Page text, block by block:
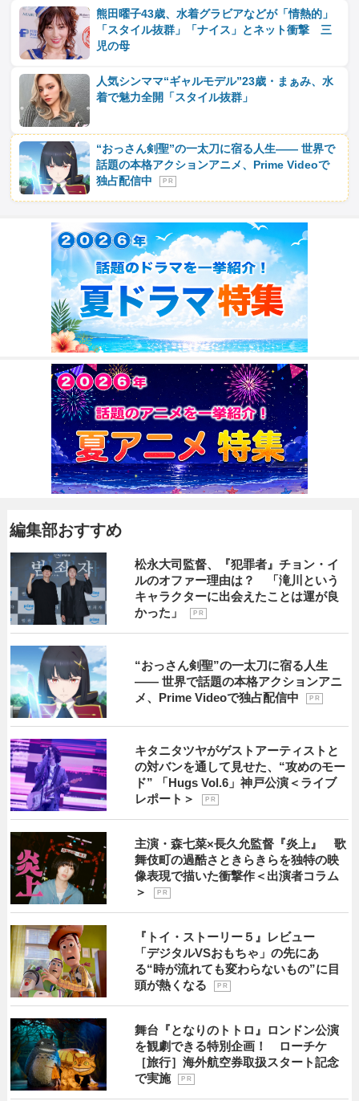
熊田曜子43歳、水着グラビアなどが「情熱的」
「スタイル抜群」「ナイス」とネット衝撃 三
児の母
人気シンママ“ギャルモデル”23歳・まぁみ、水
着で魅力全開「スタイル抜群」
“おっさん剣聖”の一太刀に宿る人生―― 世界で
話題の本格アクションアニメ、Prime Videoで
独占配信中
P R
編集部おすすめ
松永大司監督、『犯罪者』チョン・イ
ルのオファー理由は？ 「滝川という
キャラクターに出会えたことは運が良
かった」
P R
“おっさん剣聖”の一太刀に宿る人生
―― 世界で話題の本格アクションアニ
メ、Prime Videoで独占配信中
P R
キタニタツヤがゲストアーティストと
の対バンを通して見せた、“攻めのモー
ド” 「Hugs Vol.6」神戸公演＜ライブ
レポート＞
P R
主演・森七菜×長久允監督『炎上』 歌
舞伎町の過酷さときらきらを独特の映
像表現で描いた衝撃作＜出演者コラム
＞
P R
『トイ・ストーリー５』レビュー
「デジタルVSおもちゃ」の先にあ
る“時が流れても変わらないもの”に目
頭が熱くなる
P R
舞台『となりのトトロ』ロンドン公演
を観劇できる特別企画！ ローチケ
［旅行］海外航空券取扱スタート記念
で実施
P R